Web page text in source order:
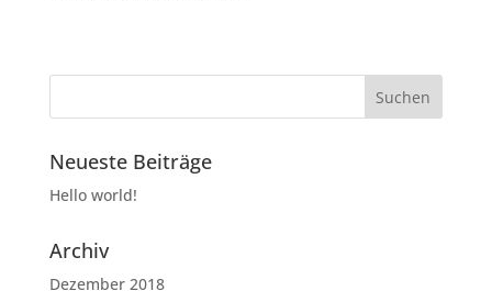
Neueste Beiträge
Hello world!
Archiv
Dezember 2018